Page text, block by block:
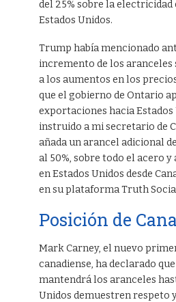
del 25% sobre la electricidad
Estados Unidos.
Trump había mencionado
incremento de los aranceles
a los aumentos en los
que el gobierno de Ontario
exportaciones hacia Estados
instruido a mi secretario de
añada un arancel adicional
al 50%, sobre todo el acero
en Estados Unidos desde
en su plataforma Truth
Posición de
Mark Carney, el nuevo
canadiense, ha declarado
mantendrá los aranceles
Unidos demuestren respeto